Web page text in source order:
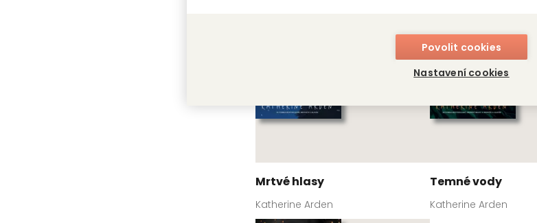
Povolit cookies
Nastavení cookies
Mrtvé hlasy
Katherine Arden
Temné vody
Katherine Arden